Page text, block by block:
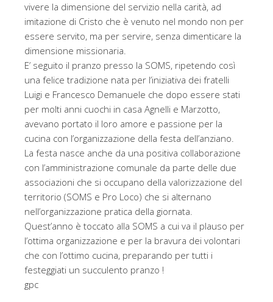
vivere la dimensione del servizio nella carità, ad
imitazione di Cristo che è venuto nel mondo non per
essere servito, ma per servire, senza dimenticare la
dimensione missionaria.
E’ seguito il pranzo presso la SOMS, ripetendo così
una felice tradizione nata per l’iniziativa dei fratelli
Luigi e Francesco Demanuele che dopo essere stati
per molti anni cuochi in casa Agnelli e Marzotto,
avevano portato il loro amore e passione per la
cucina con l’organizzazione della festa dell’anziano.
La festa nasce anche da una positiva collaborazione
con l’amministrazione comunale da parte delle due
associazioni che si occupano della valorizzazione del
territorio (SOMS e Pro Loco) che si alternano
nell’organizzazione pratica della giornata.
Quest’anno è toccato alla SOMS a cui va il plauso per
l’ottima organizzazione e per la bravura dei volontari
che con l’ottimo cucina, preparando per tutti i
festeggiati un succulento pranzo !
gpc